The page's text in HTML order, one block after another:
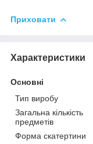
Приховати
Характеристики
Основні
Тип виробу
Загальна кількість
предметів
Форма скатертини